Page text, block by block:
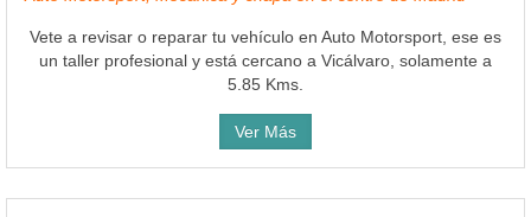
Vete a revisar o reparar tu vehículo en Auto Motorsport, ese es
un taller profesional y está cercano a Vicálvaro, solamente a
5.85 Kms.
Ver Más